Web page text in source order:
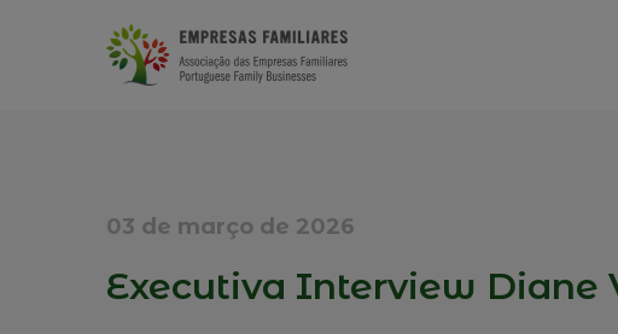
03 de março de 2026
Executiva Interview Diane